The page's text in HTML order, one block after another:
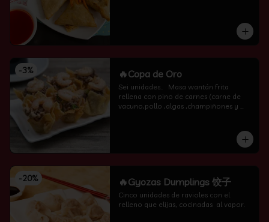
-3% 🔥Copa de Oro
Sei unidades..   Masa wantán frita
rellena con pino de carnes (carne de
vacuno,pollo ,algas ,champiñones y
-20% 🔥Gyozas Dumplings 饺子
Cinco unidades de ravioles con el
relleno que elijas, cocinadas  al vapor.